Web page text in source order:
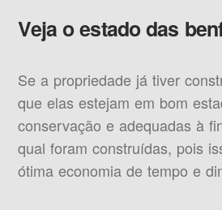
Veja o estado das
Se a propriedade já tiver
que elas estejam em bom
conservação e adequadas à
qual foram construídas, pois
ótima economia de tempo e